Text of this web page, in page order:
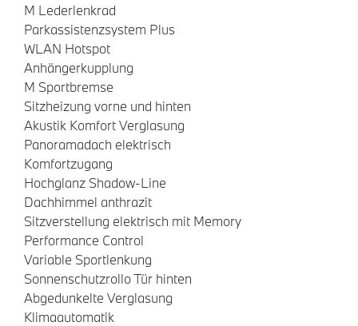
M Lederlenkrad
Parkassistenzsystem Plus
WLAN Hotspot
Anhängerkupplung
M Sportbremse
Sitzheizung vorne und hinten
Akustik Komfort Verglasung
Panoramadach elektrisch
Komfortzugang
Hochglanz Shadow-Line
Dachhimmel anthrazit
Sitzverstellung elektrisch mit Memory
Performance Control
Variable Sportlenkung
Sonnenschutzrollo Tür hinten
Abgedunkelte Verglasung
Klimaautomatik